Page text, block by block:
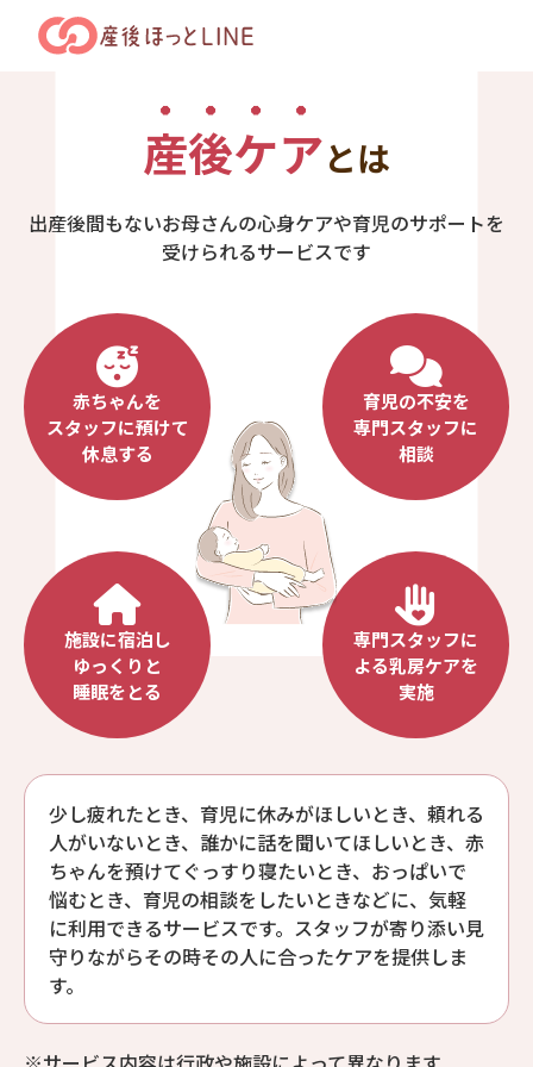
産後ケアとは
出産後間もないお母さんの心身ケアや育児のサポートを
受けられるサービスです
赤ちゃんを
スタッフに預けて
休息する
育児の不安を
専門スタッフに
相談
施設に宿泊し
ゆっくりと
睡眠をとる
専門スタッフに
よる乳房ケアを
実施
少し疲れたとき、育児に休みがほしいとき、頼れる
人がいないとき、誰かに話を聞いてほしいとき、赤
ちゃんを預けてぐっすり寝たいとき、おっぱいで
悩むとき、育児の相談をしたいときなどに、気軽
に利用できるサービスです。スタッフが寄り添い見
守りながらその時その人に合ったケアを提供しま
す。